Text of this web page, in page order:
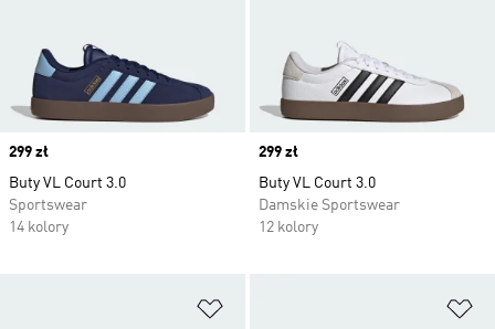
Price
299 zł
Buty VL Court 3.0
Sportswear
14 kolory
Price
299 zł
Buty VL Court 3.0
Damskie Sportswear
12 kolory